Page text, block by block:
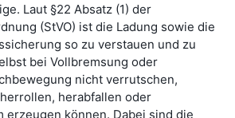
Laut §22 Absatz (1) der
(StVO) ist die Ladung sowie die
so zu verstauen und zu
bei Vollbremsung oder
nicht verrutschen,
herabfallen oder
erzeugen können. Dabei sind die